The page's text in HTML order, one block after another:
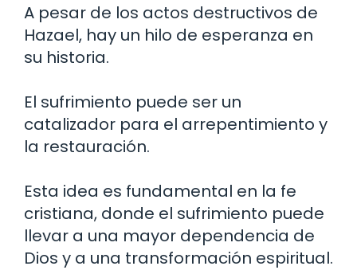
A pesar de los actos destructivos de
Hazael, hay un hilo de esperanza en
su historia.
El sufrimiento puede ser un
catalizador para el arrepentimiento y
la restauración.
Esta idea es fundamental en la fe
cristiana, donde el sufrimiento puede
llevar a una mayor dependencia de
Dios y a una transformación espiritual.